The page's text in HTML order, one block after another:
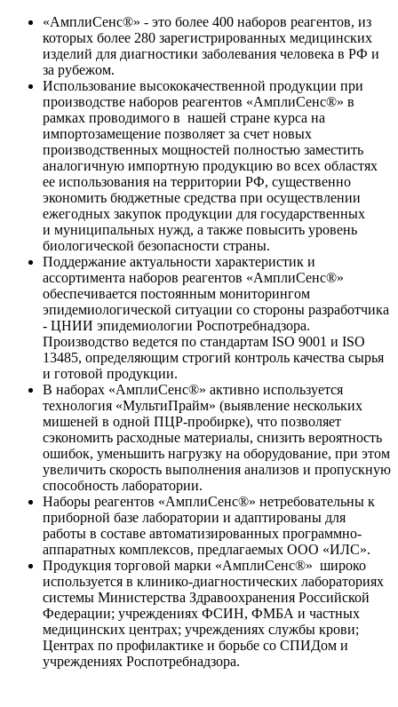
«АмплиСенс®» - это более 400 наборов реагентов, из
которых более 280 зарегистрированных медицинских
изделий для диагностики заболевания человека в РФ и
за рубежом.
Использование высококачественной продукции при
производстве наборов реагентов «АмплиСенс®» в
рамках проводимого в нашей стране курса на
импортозамещение позволяет за счет новых
производственных мощностей полностью заместить
аналогичную импортную продукцию во всех областях
ее использования на территории РФ, существенно
экономить бюджетные средства при осуществлении
ежегодных закупок продукции для государственных
и муниципальных нужд, а также повысить уровень
биологической безопасности страны.
Поддержание актуальности характеристик и
ассортимента наборов реагентов «АмплиСенс®»
обеспечивается постоянным мониторингом
эпидемиологической ситуации со стороны разработчика
- ЦНИИ эпидемиологии Роспотребнадзора.
Производство ведется по стандартам ISO 9001 и ISO
13485, определяющим строгий контроль качества сырья
и готовой продукции.
В наборах «АмплиСенс®» активно используется
технология «МультиПрайм» (выявление нескольких
мишеней в одной ПЦР-пробирке), что позволяет
сэкономить расходные материалы, снизить вероятность
ошибок, уменьшить нагрузку на оборудование, при этом
увеличить скорость выполнения анализов и пропускную
способность лаборатории.
Наборы реагентов «АмплиСенс®» нетребовательны к
приборной базе лаборатории и адаптированы для
работы в составе автоматизированных программно-
аппаратных комплексов, предлагаемых ООО «ИЛС».
Продукция торговой марки «АмплиСенс®» широко
используется в клинико-диагностических лабораториях
системы Министерства Здравоохранения Российской
Федерации; учреждениях ФСИН, ФМБА и частных
медицинских центрах; учреждениях службы крови;
Центрах по профилактике и борьбе со СПИДом и
учреждениях Роспотребнадзора.